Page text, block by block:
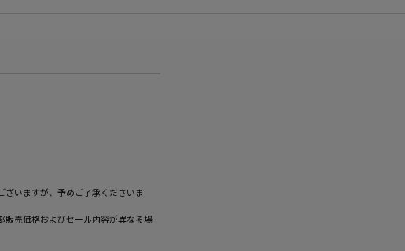
ざいますが、予めご了承くださいま
販売価格およびセール内容が異なる場